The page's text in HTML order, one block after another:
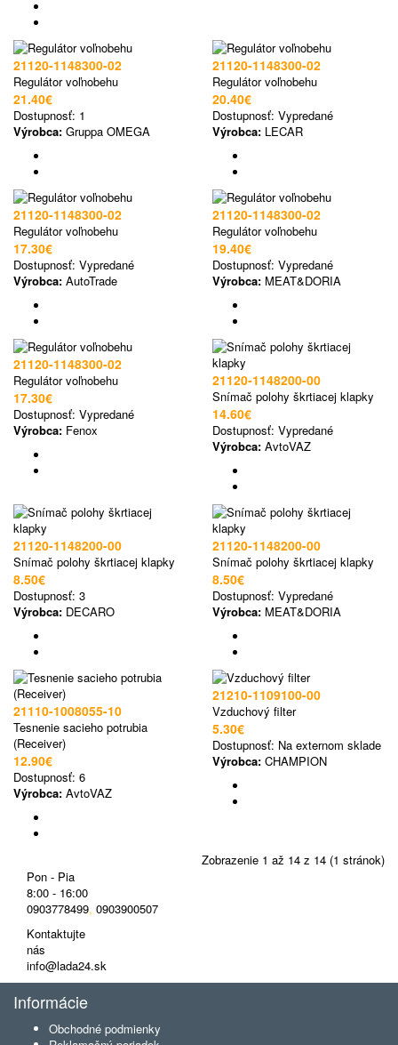
21120-1148300-02
Regulátor voľnobehu
21.40€
Dostupnosť: 1
Výrobca: Gruppa OMEGA
21120-1148300-02
Regulátor voľnobehu
20.40€
Dostupnosť: Vypredané
Výrobca: LECAR
21120-1148300-02
Regulátor voľnobehu
17.30€
Dostupnosť: Vypredané
Výrobca: AutoTrade
21120-1148300-02
Regulátor voľnobehu
19.40€
Dostupnosť: Vypredané
Výrobca: MEAT&DORIA
21120-1148300-02
Regulátor voľnobehu
17.30€
Dostupnosť: Vypredané
Výrobca: Fenox
21120-1148200-00
Snímač polohy škrtiacej klapky
14.60€
Dostupnosť: Vypredané
Výrobca: AvtoVAZ
21120-1148200-00
Snímač polohy škrtiacej klapky
8.50€
Dostupnosť: 3
Výrobca: DECARO
21120-1148200-00
Snímač polohy škrtiacej klapky
8.50€
Dostupnosť: Vypredané
Výrobca: MEAT&DORIA
21110-1008055-10
Tesnenie sacieho potrubia
(Receiver)
12.90€
Dostupnosť: 6
Výrobca: AvtoVAZ
21210-1109100-00
Vzduchový filter
5.30€
Dostupnosť: Na externom sklade
Výrobca: CHAMPION
Zobrazenie 1 až 14 z 14 (1 stránok)
Pon - Pia
8:00 - 16:00
0903778499, 0903900507
Kontaktujte
nás
info@lada24.sk
Informácie
Obchodné podmienky